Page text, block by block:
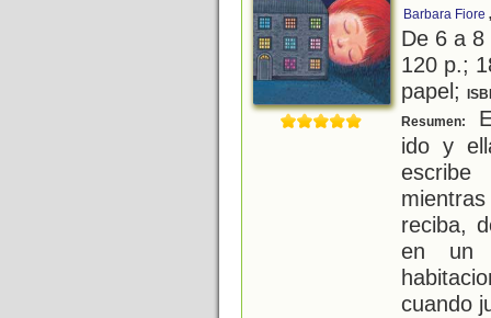
Barbara Fiore
De 6 a
120 p.;
papel;
Resumen:
ido y
reciba,
en un
cuando